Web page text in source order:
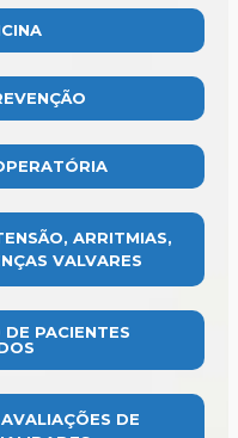
ARRITMIAS,
VALVARES
PACIENTES
DE